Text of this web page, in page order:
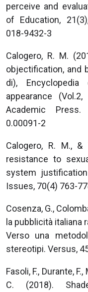
perceive and
of Education,
018-9432-3
Calogero, R. M.
objectification, and
di),
appearance
Academic Press.
0.00091-2
Calogero, R. M.,
resistance to
system
Issues, 70(4) 763-
Cosenza, G.,
la pubblicità italiana
Verso una
stereotipi. Versus,
Fasoli, F., Durante,
C. (2018).